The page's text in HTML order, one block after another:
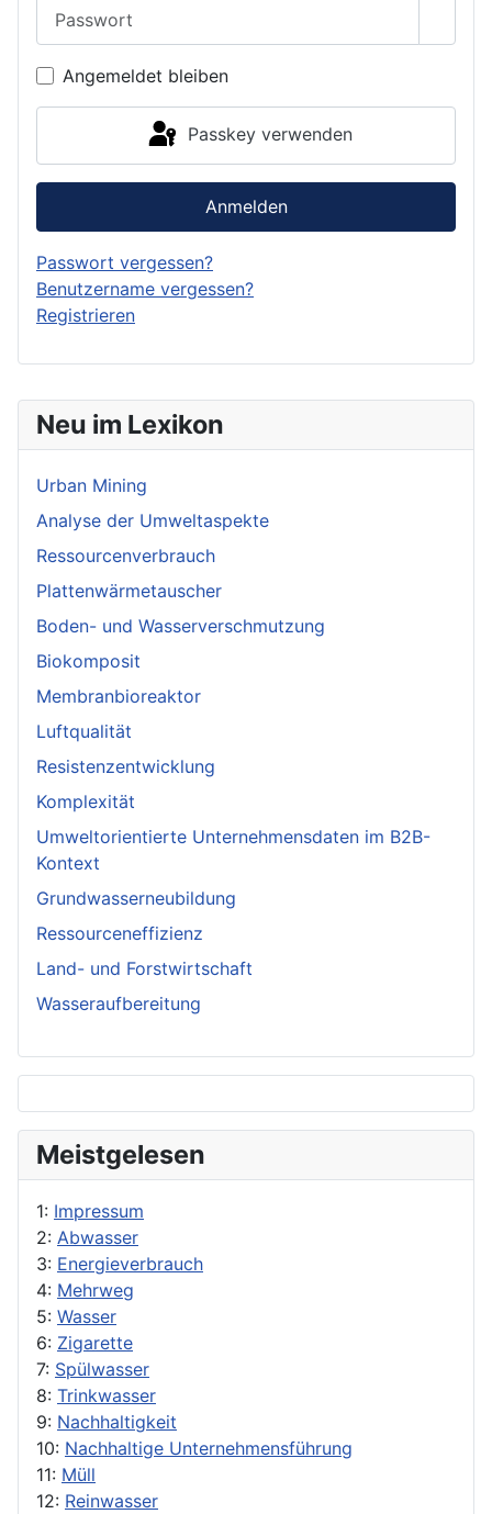
Neu im Lexikon
Urban Mining
Analyse der Umweltaspekte
Ressourcenverbrauch
Plattenwärmetauscher
Boden- und Wasserverschmutzung
Biokomposit
Membranbioreaktor
Luftqualität
Resistenzentwicklung
Komplexität
Umweltorientierte Unternehmensdaten im B2B-
Kontext
Grundwasserneubildung
Ressourceneffizienz
Land- und Forstwirtschaft
Wasseraufbereitung
Meistgelesen
1: Impressum
2: Abwasser
3: Energieverbrauch
4: Mehrweg
5: Wasser
6: Zigarette
7: Spülwasser
8: Trinkwasser
9: Nachhaltigkeit
10: Nachhaltige Unternehmensführung
11: Müll
12: Reinwasser
Angemeldet bleiben
Passkey verwenden
Anmelden
Passwort vergessen?
Benutzername vergessen?
Registrieren